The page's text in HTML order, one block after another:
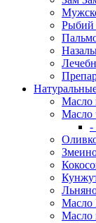
Масло
Масло
-
Масло
Масло